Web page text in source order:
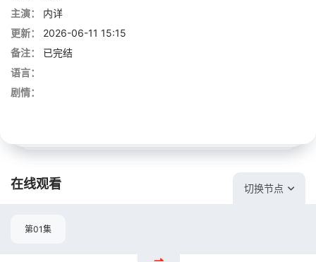
主演：
内详
更新：
2026-06-11 15:15
备注：
已完结
语言：
剧情：
在线观看 切换节点
第01集